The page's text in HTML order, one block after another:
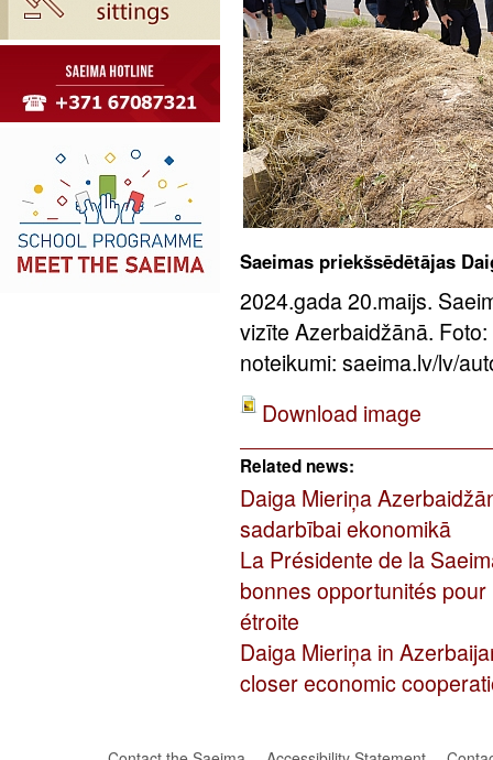
Saeimas priekšsēdētājas
2024.gada 20.maijs.
vizīte Azerbaidžānā.
noteikumi: saeima.lv/lv/
Download image
Related news:
Daiga Mieriņa
sadarbībai ekonomikā
La Présidente de la
bonnes opportunités
étroite
Daiga Mieriņa in
closer economic